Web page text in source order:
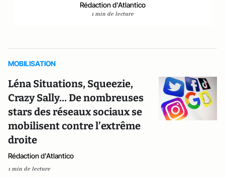
Rédaction d'Atlantico
1 min de lecture
MOBILISATION
Léna Situations, Squeezie,
Crazy Sally… De nombreuses
stars des réseaux sociaux se
mobilisent contre l’extrême
droite
Rédaction d'Atlantico
1 min de lecture